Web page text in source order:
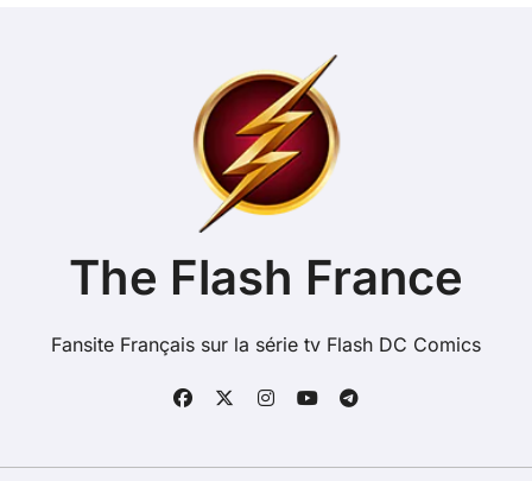
The Flash France
Fansite Français sur la série tv Flash DC Comics